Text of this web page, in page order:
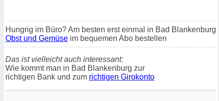
Hungrig im Büro? Am besten erst einmal in Bad Blankenburg
Obst und Gemüse im bequemen Abo bestellen
Das ist vielleicht auch interessant:
Wie kommt man in Bad Blankenburg zur
richtigen Bank und zum richtigen Girokonto